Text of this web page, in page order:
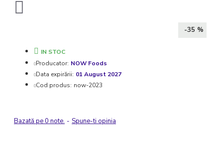
-35 %
IN STOC
Producator: NOW Foods
Data expirării: 01 August 2027
Cod produs: now-2023
Bazată pe 0 note. - Spune-ti opinia